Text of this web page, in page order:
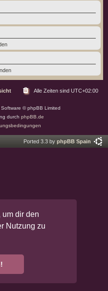
um dir den
Nutzung zu
Alle Zeiten sind UTC+02:00
© phpBB Limited
durch phpBB.de
Ported 3.3 by phpBB Spain